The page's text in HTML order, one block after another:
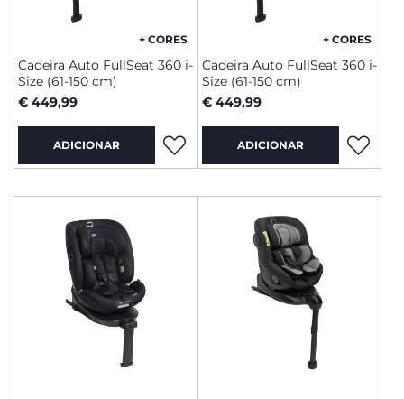
+ CORES
Cadeira Auto FullSeat 360 i-
Size (61-150 cm)
€ 449,99
ADICIONAR
+ CORES
Cadeira Auto FullSeat 360 i-
Size (61-150 cm)
€ 449,99
ADICIONAR